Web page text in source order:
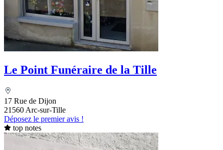
Le Point Funéraire de la Tille
17 Rue de Dijon
21560 Arc-sur-Tille
Déposez le premier avis !
top notes